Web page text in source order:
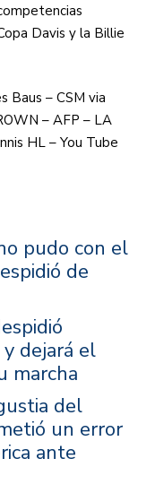
Davis y la Billie
Baus – CSM via
– AFP – LA
HL – You Tube
pudo con el
de
dejará el
marcha
del
un error
ante